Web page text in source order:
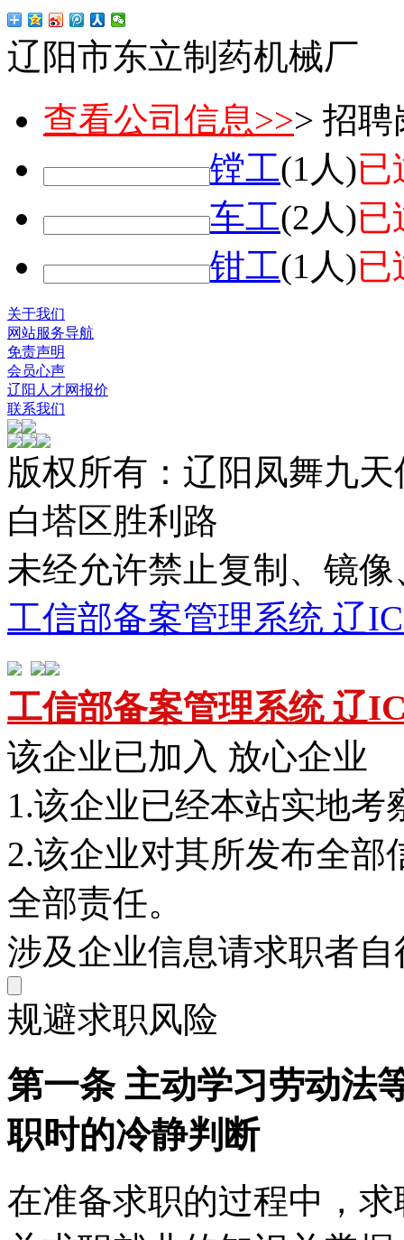
辽阳市东立制药机械厂
查看公司信息>>> 招聘
镗工(1人)已
车工(2人)已
钳工(1人)已
关于我们
网站服务导航
免责声明
会员心声
辽阳人才网报价
联系我们
版权所有：辽阳凤舞九
白塔区胜利路
未经允许禁止复制、镜
工信部备案管理系统 辽
工信部备案管理系统 辽
该企业已加入 放心企业
1.该企业已经本站实地考
2.该企业对其所发布全
全部责任。
涉及企业信息请求职者
规避求职风险
第一条 主动学习劳动法
职时的冷静判断
在准备求职的过程中，